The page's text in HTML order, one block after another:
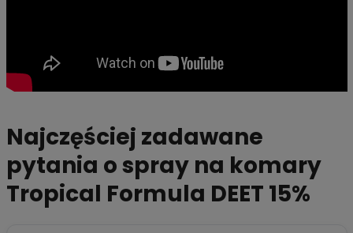
Najczęściej zadawane
pytania o spray na komary
Tropical Formula DEET 15%